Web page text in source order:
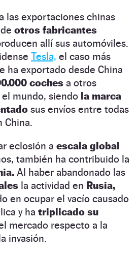
las exportaciones chinas
otros fabricantes
allí sus automóviles.
Tesla, el caso más
ha exportado desde China
coches a otros
mundo, siendo la marca
sus envíos entre todas
China.
eclosión a escala global
también ha contribuido la
Al haber abandonado las
la actividad en Rusia,
en ocupar el vacío causado
y ha triplicado su
mercado respecto a la
invasión.